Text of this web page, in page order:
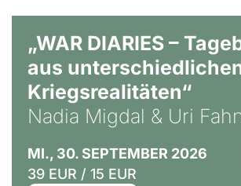
„WAR DIARIES –
aus
Kriegsrealitäten“
Nadia Migdal & Uri
MI., 30. SEPTEMBER 2026
39 EUR / 15 EUR